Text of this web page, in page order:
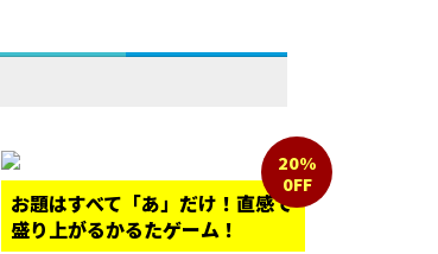
お題はすべて「あ」だけ！直感で
盛り上がるかるたゲーム！
20%
0FF